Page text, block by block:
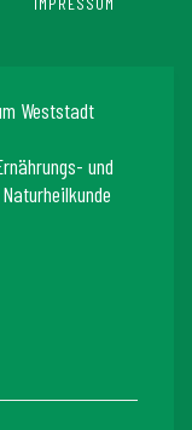
Weststadt
und